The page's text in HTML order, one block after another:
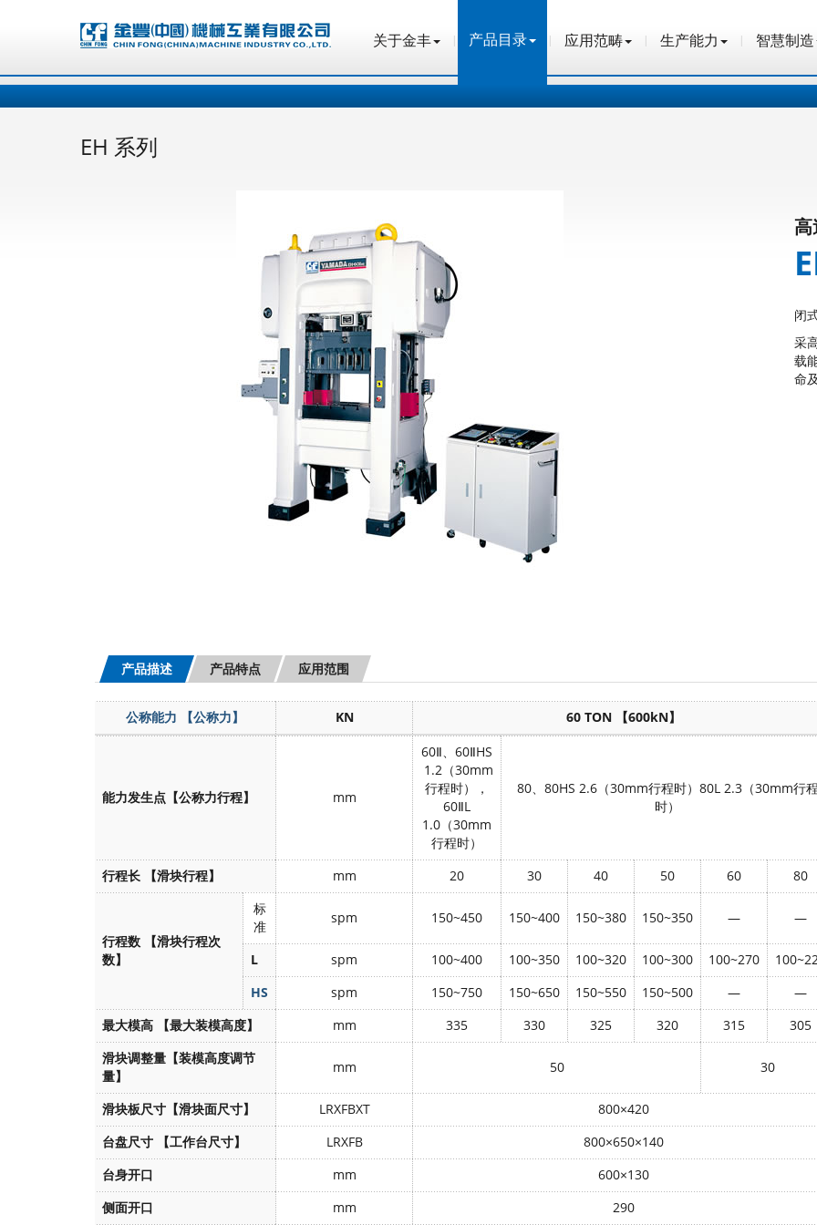
关于金丰 产品目录 应用范畴 生产能力 智慧制造
关于金丰 产品目录 应用范畴 生产能力 智慧制造
EH 系列
高
闭
采
载
命
产品描述 产品特点 应用范围
公称能力 【公称力】 KN 60 TON 【600kN】
能力发生点【公称力行程】 mm
60Ⅱ、 60ⅡHS
1.2 （30mm
行程时），
60ⅡL
1.0 （30mm
行程时）
80、 80HS 2.6（30mm行程时） 80L 2.3（30mm行程
时）
行程长 【滑块行程】 mm 20 30 40 50 60 80
行程数
【滑块行程次
数】
标
准
spm 150~450 150~400 150~380 150~350 — —
L spm 100~400 100~350 100~320 100~300 100~270
HS
spm 150~750 150~650 150~550 150~500 — —
最大模高
【最大装模高度】 mm 335 330 325 320 315 305
滑块调整量【装模高度调节
量】
mm 50 30
滑块板尺寸【滑块面尺寸】 LRXFBXT 800×420
台盘尺寸
【工作台尺寸】 LRXFB 800×650×140
台身开口
mm 600×130
侧面开口
mm 290